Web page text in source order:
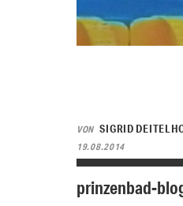
VON SIGRID
19.08.2014
prinzenbad-